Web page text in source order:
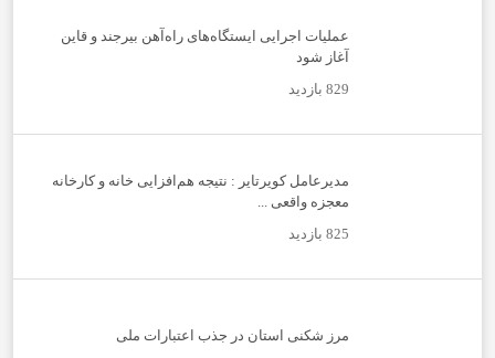
عملیات اجرایی ایستگاه‌های راه‌آهن بیرجند و قاین
آغاز شود
829 بازدید
مدیرعامل کویرتایر : نتیجه هم‌افزایی خانه و کارخانه
معجزه واقعی ...
825 بازدید
مرز شکنی استان در جذب اعتبارات ملی